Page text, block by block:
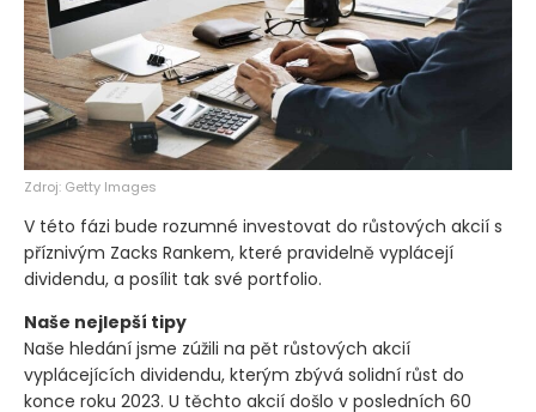
Zdroj: Getty Images
V této fázi bude rozumné investovat do růstových akcií s
příznivým Zacks Rankem, které pravidelně vyplácejí
dividendu, a posílit tak své portfolio.
Naše nejlepší tipy
Naše hledání jsme zúžili na pět růstových akcií
vyplácejících dividendu, kterým zbývá solidní růst do
konce roku 2023. U těchto akcií došlo v posledních 60